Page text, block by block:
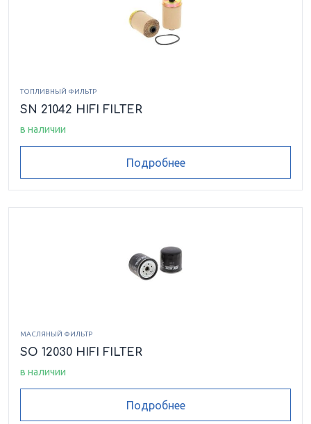
ТОПЛИВНЫЙ ФИЛЬТР
SN 21042 HIFI FILTER
в наличии
Подробнее
МАСЛЯНЫЙ ФИЛЬТР
SO 12030 HIFI FILTER
в наличии
Подробнее